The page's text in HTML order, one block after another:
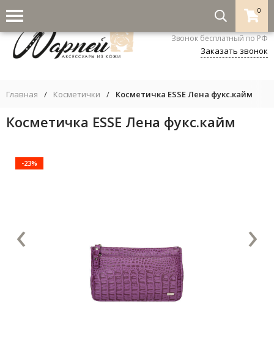
0
8-800-333-5530
Звонок бесплатный по РФ
Заказать звонок
Главная / Косметички / Косметичка ESSE Лена фукс.кайм
Косметичка ESSE Лена фукс.кайм
-23%
‹ ›